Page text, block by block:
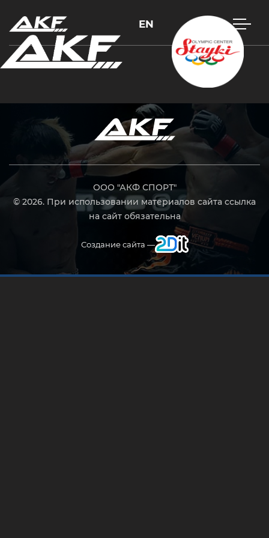
EN
ООО "АКФ СПОРТ"
© 2026. При использовании материалов сайта ссылка
на сайт обязательна
Создание сайта —
Нажмите Enter для поиска или Esc, чтобы закрыть